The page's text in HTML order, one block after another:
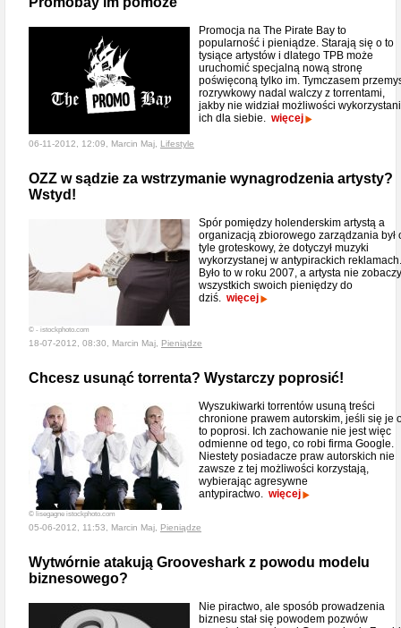
Promocja na The Pirate Bay to
popularność i pieniądze. Starają się o to
tysiące artystów i dlatego TPB może
uruchomić specjalną nową stronę
poświęconą tylko im. Tymczasem
rozrywkowy nadal walczy z torrentami,
jakby nie widział możliwości
ich dla siebie. więcej
06-11-2012, 12:09, Marcin Maj, Lifestyle
OZZ w sądzie za wstrzymanie wynagrodzenia artysty?
Wstyd!
© - istockphoto.com
Spór pomiędzy holenderskim artystą a
organizacją zbiorowego zarządzania był
tyle groteskowy, że dotyczył muzyki
wykorzystanej w antypirackich reklamach.
Było to w roku 2007, a artysta nie
wszystkich swoich pieniędzy do
dziś. więcej
18-07-2012, 08:30, Marcin Maj, Pieniądze
Chcesz usunąć torrenta? Wystarczy poprosić!
© lisegagne istockphoto.com
Wyszukiwarki torrentów usuną treści
chronione prawem autorskim, jeśli się je
to poprosi. Ich zachowanie nie jest więc
odmienne od tego, co robi firma Google.
Niestety posiadacze praw autorskich nie
zawsze z tej możliwości korzystają,
wybierając agresywne
antypiractwo. więcej
05-06-2012, 11:53, Marcin Maj, Pieniądze
Wytwórnie atakują Grooveshark z powodu modelu
biznesowego?
Nie piractwo, ale sposób prowadzenia
biznesu stał się powodem pozwów